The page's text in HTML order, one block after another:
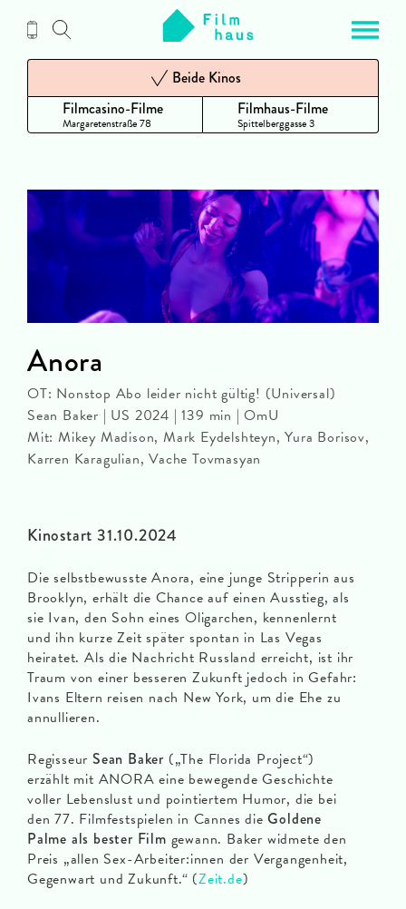
Inhalt
Filmcasino-Filme
Margaretenstraße 78
Beide Kinos
Filmhaus-Filme
Spittelberggasse 3
Kinostart 31.10.2024
Die selbstbewusste Anora, eine junge Stripperin aus
Brooklyn, erhält die Chance auf einen Ausstieg, als
sie Ivan, den Sohn eines Oligarchen, kennenlernt
und ihn kurze Zeit später spontan in Las Vegas
heiratet. Als die Nachricht Russland erreicht, ist ihr
Traum von einer besseren Zukunft jedoch in Gefahr:
Ivans Eltern reisen nach New York, um die Ehe zu
annullieren.
Regisseur Sean Baker („The Florida Project“)
erzählt mit ANORA eine bewegende Geschichte
voller Lebenslust und pointiertem Humor, die bei
den 77. Filmfestspielen in Cannes dieGoldene
Palme als bester Film gewann. Baker widmete den
Preis „allen Sex-Arbeiter:innen der Vergangenheit,
Gegenwart und Zukunft.“ (Zeit.de)
Anora
OT: Nonstop Abo leider nicht gültig! (Universal)
Sean Baker | US 2024 | 139 min | OmU
Mit: Mikey Madison, Mark Eydelshteyn, Yura Borisov,
Karren Karagulian, Vache Tovmasyan